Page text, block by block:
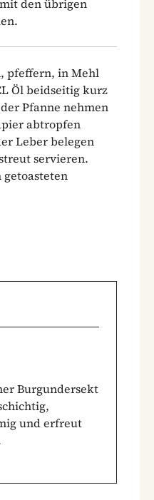
den übrigen
pfeffern, in Mehl
Öl beidseitig kurz
Pfanne nehmen
abtropfen
Leber belegen
servieren.
Burgundersekt
und erfreut